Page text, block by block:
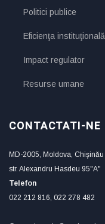
Politici publice
Eficienţa instituţională
Impact regulator
Resurse umane
CONTACTATI-NE
MD-2005, Moldova, Chişinău
str. Alexandru Hasdeu 95"A"
Telefon
022 212 816, 022 278 482